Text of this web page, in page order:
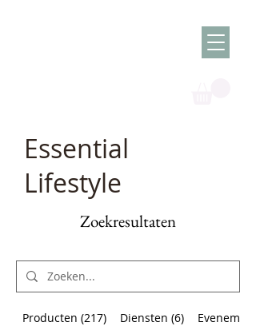
Essential
Lifestyle
Zoekresultaten
Producten (217) Diensten (6)